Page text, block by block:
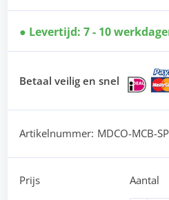
Levertijd: 7 - 10
Betaal veilig en snel
Artikelnummer: MDCO-MCB-
Prijs
Aantal